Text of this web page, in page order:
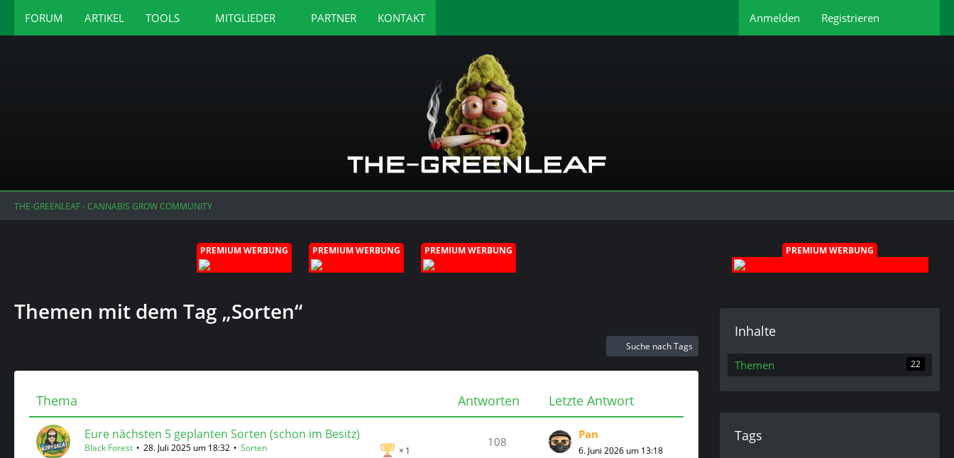
FORUM ARTIKEL TOOLS MITGLIEDER PARTNER KONTAKT Anmelden Registrieren
THE-GREENLEAF - CANNABIS GROW COMMUNITY
PREMIUM WERBUNG PREMIUM WERBUNG PREMIUM WERBUNG
Themen mit dem Tag „Sorten“
Suche nach Tags
Thema Antworten Letzte Antwort
Eure nächsten 5 geplanten Sorten (schon im Besitz)
1
Black Forest 28. Juli 2025 um 18:32 Sorten 108
Pan
6. Juni 2026 um 13:18
PREMIUM WERBUNG
Inhalte
Themen 22
Tags